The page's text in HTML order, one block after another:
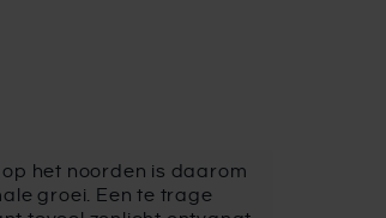
het noorden is daarom
groei. Een te trage